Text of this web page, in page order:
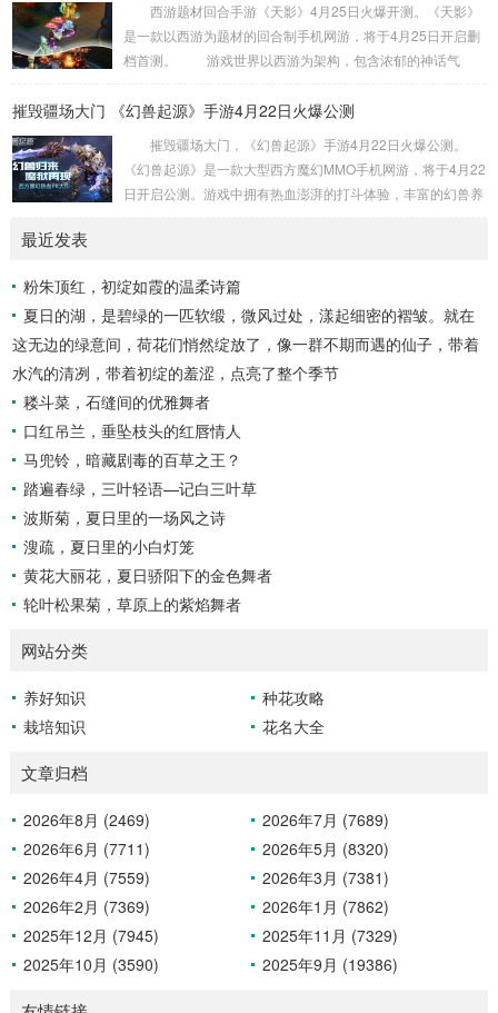
期待5月20日吧! 与志同道合的小伙伴一起打游戏，新游必有
激活码，新服必定有礼包，以满足玩家各种需求为准则，期待
你的加入!...
西游题材回合手游《天影》4月25日火爆开测。《天影》
是一款以西游为题材的回合制手机网游，将于4月25日开启删
档首测。 游戏世界以西游为架构，包含浓郁的神话气
膀系统，还有唯美的外观系统。其他还拥有仙侣、神兵、法
极致体验! 与志同道合的小伙伴一起打游戏，新游必有激活
码，新服必定有礼包，以满足玩家各种需求为准则，期待你的
加入! 想知道更多新游资讯>...
摧毁疆场大门 《幻兽起源》手游4月22日火爆公测
摧毁疆场大门，《幻兽起源》手游4月22日火爆公测。
《幻兽起源》是一款大型西方魔幻MMO手机网游，将于4月22
日开启公测。游戏中拥有热血澎湃的打斗体验，丰富的幻兽养
的战士冲锋在前。魔法师是强大的魔法元素操纵者，他们用魔
法消灭敌人，也用魔法来保护自己。他们被视为异类，却同样
嫉恶如仇，当他们施展秘术，魔物的...
最近发表
粉朱顶红，初绽如霞的温柔诗篇
夏日的湖，是碧绿的一匹软缎，微风过处，漾起细密的褶皱。就在
这无边的绿意间，荷花们悄然绽放了，像一群不期而遇的仙子，带着
水汽的清冽，带着初绽的羞涩，点亮了整个季节
耧斗菜，石缝间的优雅舞者
口红吊兰，垂坠枝头的红唇情人
马兜铃，暗藏剧毒的百草之王？
踏遍春绿，三叶轻语—记白三叶草
波斯菊，夏日里的一场风之诗
溲疏，夏日里的小白灯笼
黄花大丽花，夏日骄阳下的金色舞者
轮叶松果菊，草原上的紫焰舞者
网站分类
养好知识
种花攻略
栽培知识
花名大全
文章归档
2026年8月 (2469)
2026年7月 (7689)
2026年6月 (7711)
2026年5月 (8320)
2026年4月 (7559)
2026年3月 (7381)
2026年2月 (7369)
2026年1月 (7862)
2025年12月 (7945)
2025年11月 (7329)
2025年10月 (3590)
2025年9月 (19386)